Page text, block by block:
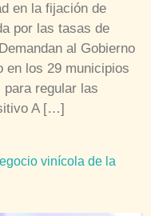
en la fijación de
por las tasas de
al Gobierno
en los 29 municipios
regular las
A […]
vinícola de la